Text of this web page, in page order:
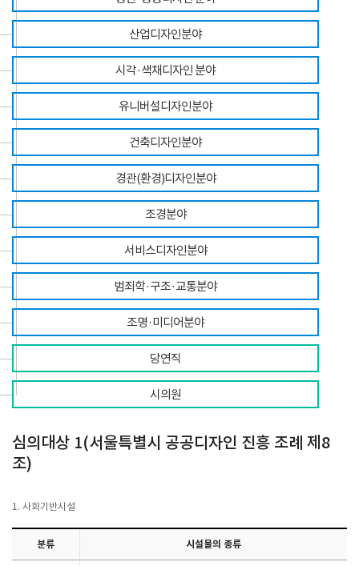
산업디자인분야
시각·색채디자인분야
유니버설디자인분야
건축디자인분야
경관(환경)디자인분야
조경분야
서비스디자인분야
범죄학·구조·교통분야
조명·미디어분야
당연직
시의원
심의대상 1(서울특별시 공공디자인 진흥 조례 제8
조)
1. 사회기반시설
분류 시설물의 종류